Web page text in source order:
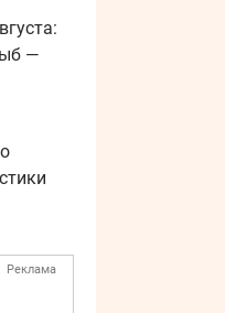
—
Реклама